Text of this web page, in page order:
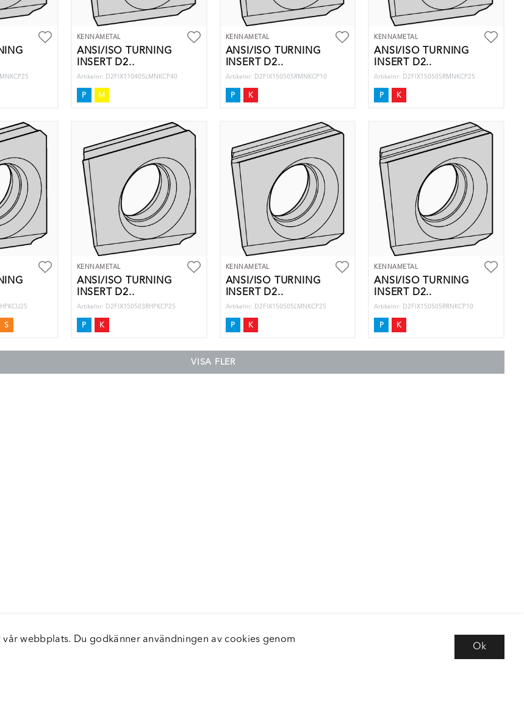
KENNAMETAL
ANSI/ISO TURNING
INSERT D2..
Artikelnr: D2FIX110405LMNKCP40
P M
KENNAMETAL
ANSI/ISO TURNING
INSERT D2..
Artikelnr: D2FIX150505RMNKCP10
P K
KENNAMETAL
ANSI/ISO TURNING
INSERT D2..
Artikelnr: D2FIX150505RMNKCP25
P K
S
KENNAMETAL
ANSI/ISO TURNING
INSERT D2..
Artikelnr: D2FIX150503RHPKCP25
P K
KENNAMETAL
ANSI/ISO TURNING
INSERT D2..
Artikelnr: D2FIX150505LMNKCP25
P K
KENNAMETAL
ANSI/ISO TURNING
INSERT D2..
Artikelnr: D2FIX150505RRNKCP10
P K
VISA FLER
webbplats. Du godkänner användningen av cookies genom
Ok